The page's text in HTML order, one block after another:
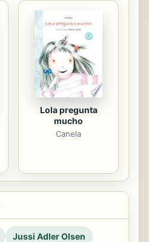
Lola pregunta
mucho
Canela
Jussi Adler Olsen